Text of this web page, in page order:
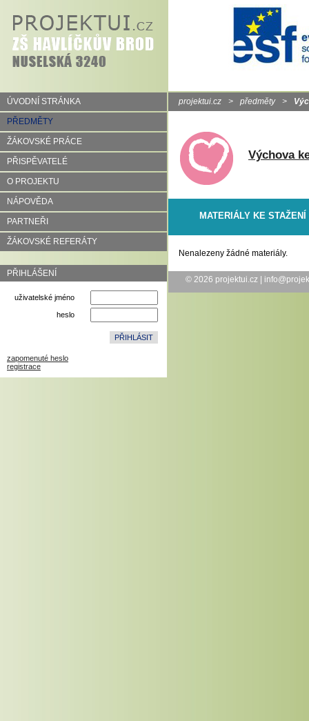
ÚVODNÍ STRÁNKA
PŘEDMĚTY
ŽÁKOVSKÉ PRÁCE
PŘISPĚVATELÉ
O PROJEKTU
NÁPOVĚDA
PARTNEŘI
ŽÁKOVSKÉ REFERÁTY
PŘIHLÁŠENÍ
uživatelské jméno
heslo
zapomenuté heslo
registrace
projektui.cz > předměty >
Výchova
MATERIÁLY KE STAŽENÍ
Nenalezeny žádné materiály.
© 2026 projektui.cz